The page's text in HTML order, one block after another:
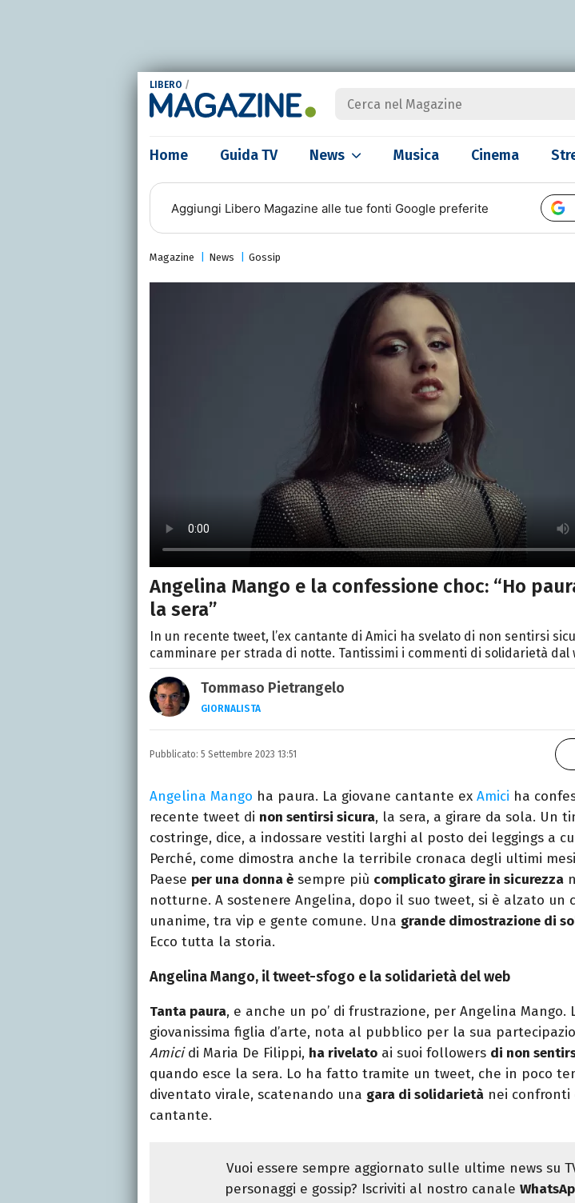
LIBERO /
Home Guida TV News Musica Cinema
Aggiungi Libero Magazine alle tue fonti Google preferite
Magazine News Gossip
Angelina Mango e la confessione choc: “Ho
la sera”
In un recente tweet, l’ex cantante di Amici ha svelato di non sentirsi
camminare per strada di notte. Tantissimi i commenti di solidarietà dal
Tommaso Pietrangelo
GIORNALISTA
Autore, giornalista, cantautore. Laureato in Letterature
appassionato di cinema, poesia e Shakespeare. Scrive
Pubblicato: 5 Settembre 2023 13:51
Angelina Mango ha paura. La giovane cantante ex Amici ha
recente tweet di non sentirsi sicura, la sera, a girare da sola. Un
costringe, dice, a indossare vestiti larghi al posto dei leggings a
Perché, come dimostra anche la terribile cronaca degli ultimi
Paese per una donna è sempre più complicato girare in sicurezza
notturne. A sostenere Angelina, dopo il suo tweet, si è alzato un
unanime, tra vip e gente comune. Una grande dimostrazione di
Ecco tutta la storia.
Angelina Mango, il tweet-sfogo e la solidarietà del web
Tanta paura, e anche un po’ di frustrazione, per Angelina Mango.
giovanissima figlia d’arte, nota al pubblico per la sua
Amicidi Maria De Filippi, ha rivelato ai suoi followers di non
quando esce la sera. Lo ha fatto tramite un tweet, che in poco
diventato virale, scatenando una gara di solidarietà nei confronti
cantante.
Vuoi essere sempre aggiornato sulle ultime news su
personaggi e gossip? Iscriviti al nostro canale